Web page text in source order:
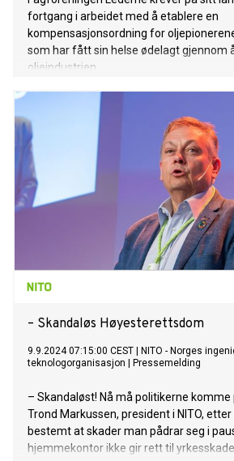
fortgang i arbeidet med å etablere en
kompensasjonsordning for
som har fått sin helse ødelagt gjennom
oljeindustrien.
– Skandaløs Høyesterettsdom
9.9.2024 07:15:00 CEST
NITO - Norges
teknologorganisasjon
Pressemelding
– Skandaløst! Nå må politikerne komme
Trond Markussen, president i NITO,
bestemt at skader man pådrar seg i
hjemmekontor ikke gir rett til